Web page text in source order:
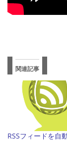
関連記事
RSSフィードを自